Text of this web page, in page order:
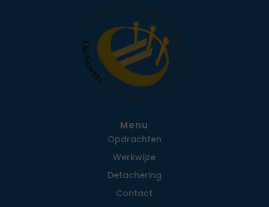
Menu
Opdrachten
Werkwijze
Detachering
Contact